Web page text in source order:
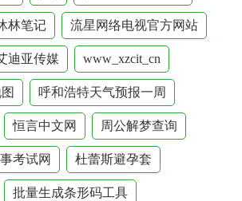
林笔记 流星网络电视官方网站
迪亚传媒 www_xzcit_cn
呼和浩特天气预报一周
恒言中文网 周公解梦查询
考试网 杜蕾斯避孕套
批量生成条形码工具